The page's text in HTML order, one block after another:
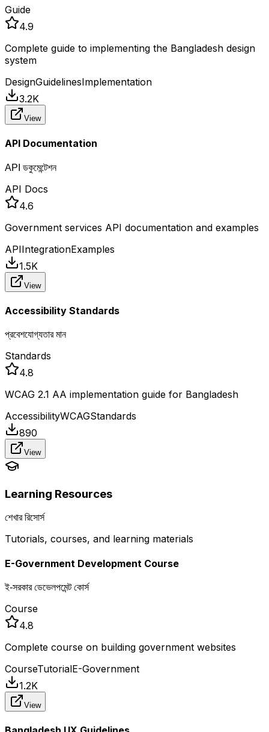
Guide
4.9
Complete guide to implementing the Bangladesh design
system
DesignGuidelinesImplementation
3.2K
View
API Documentation
API ডকুমেন্টেশন
API Docs
4.6
Government services API documentation and examples
APIIntegrationExamples
1.5K
View
Accessibility Standards
প্রবেশযোগ্যতার মান
Standards
4.8
WCAG 2.1 AA implementation guide for Bangladesh
AccessibilityWCAGStandards
890
View
Learning Resources
শেখার রিসোর্স
Tutorials, courses, and learning materials
E-Government Development Course
ই-সরকার ডেভেলপমেন্ট কোর্স
Course
4.8
Complete course on building government websites
CourseTutorialE-Government
1.2K
View